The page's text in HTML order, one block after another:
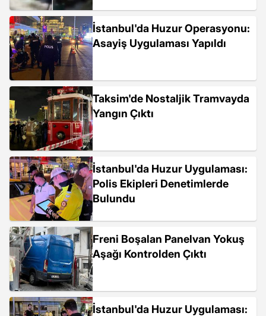
İstanbul'da Huzur Operasyonu:
Asayiş Uygulaması Yapıldı
Taksim'de Nostaljik Tramvayda
Yangın Çıktı
İstanbul'da Huzur Uygulaması:
Polis Ekipleri Denetimlerde
Bulundu
Freni Boşalan Panelvan Yokuş
Aşağı Kontrolden Çıktı
İstanbul'da Huzur Uygulaması: